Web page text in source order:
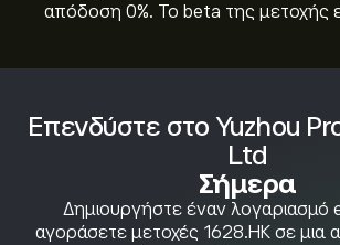
Επενδύστε στο Yuzhou
Ltd
Σήμερα
Δημιουργήστε έναν λογαριασμό
αγοράσετε μετοχές 1628.HK σε μια
απόδοση 0%. Το beta της μετοχής